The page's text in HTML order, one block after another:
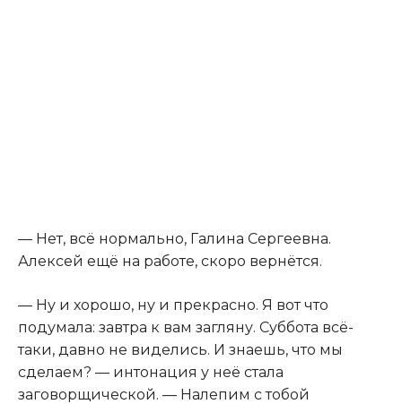
— Нет, всё нормально, Галина Сергеевна.
Алексей ещё на работе, скоро вернётся.
— Ну и хорошо, ну и прекрасно. Я вот что
подумала: завтра к вам загляну. Суббота всё-
таки, давно не виделись. И знаешь, что мы
сделаем? — интонация у неё стала
заговорщической. — Налепим с тобой